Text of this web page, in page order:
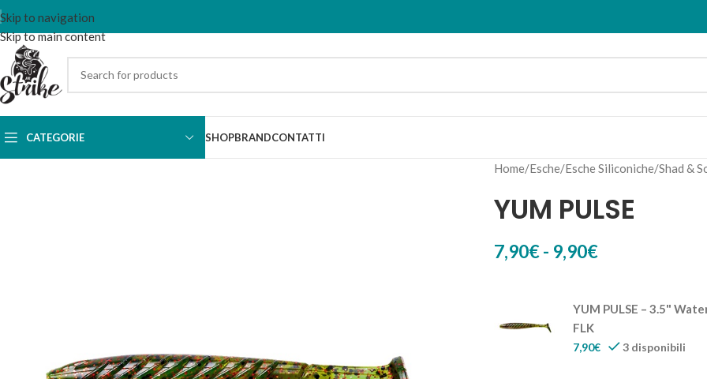
Skip to navigation
Skip to main content
CATEGORIE SHOPBRANDCONTATTI
Home Esche Esche Siliconiche Shad &
YUM PULSE
7,90€- 9,90€
YUM PULSE – 3.5"
FLK
7,90€ 3 disponibili